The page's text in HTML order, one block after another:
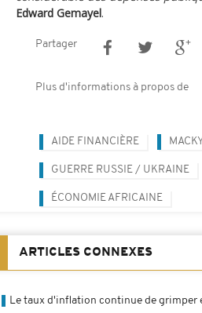
Edward Gemayel.
Partager
Plus d'informations à propos de
AIDE FINANCIÈRE
GUERRE RUSSIE / UKRAINE
ÉCONOMIE AFRICAINE
ARTICLES CONNEXES
Le taux d'inflation continue de grimper